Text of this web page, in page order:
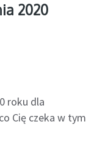
2020
roku dla
Cię czeka w tym